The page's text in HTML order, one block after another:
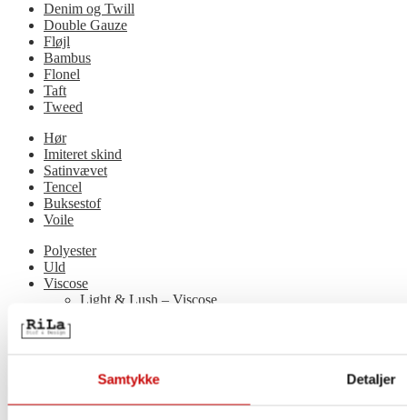
Samtykke Detaljer
Denim og Twill
Double Gauze
Fløjl
Bambus
Flonel
Taft
Tweed
Hør
Imiteret skind
Satinvævet
Tencel
Buksestof
Voile
Polyester
Uld
Viscose
Light & Lush – Viscose
Organza
Coated Bomuld
Bånd